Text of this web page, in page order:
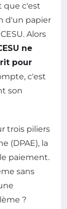
que c'est
d'un papier
Alors
ne
pour
c'est
son
trois piliers
(DPAE), la
paiement.
sans
?